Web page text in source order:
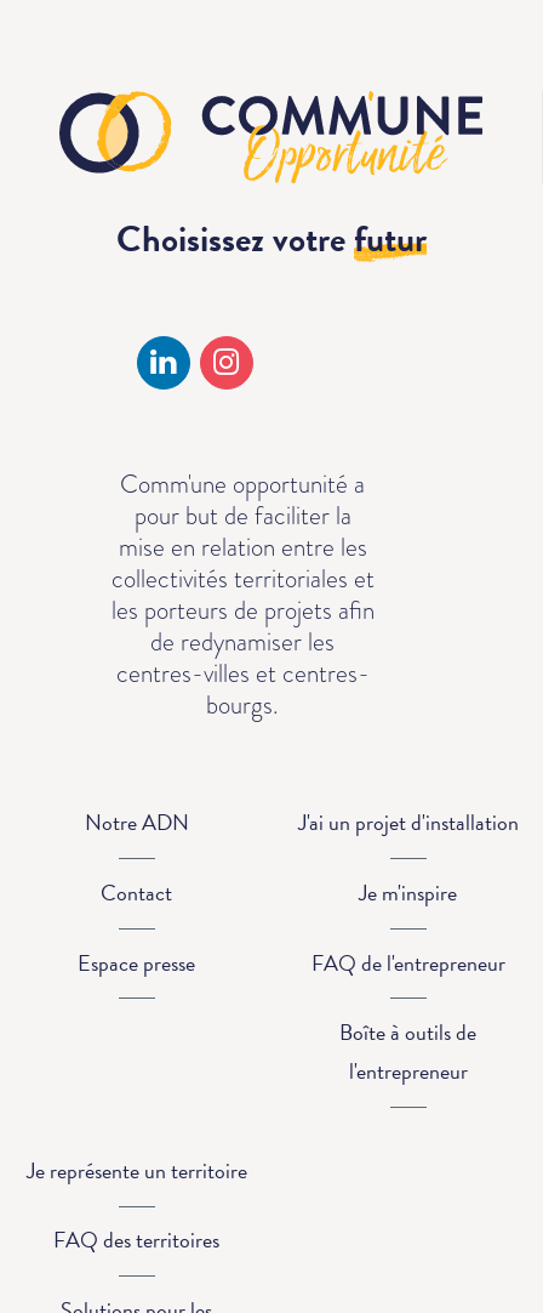
Choisissez votrefutur
Comm'une opportunité a
pour but de faciliter la
mise en relation entre les
collectivités territoriales et
les porteurs de projets afin
de redynamiser les
centres-villes et centres-
bourgs.
Notre ADN
Contact
Espace presse
J'ai un projet d'installation
Je m'inspire
FAQ de l'entrepreneur
Boîte à outils de
l'entrepreneur
Je représente un territoire
FAQ des territoires